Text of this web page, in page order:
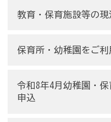
教育・保育施設等の現
保育所・幼稚園をご
令和8年4月幼稚園・保
申込